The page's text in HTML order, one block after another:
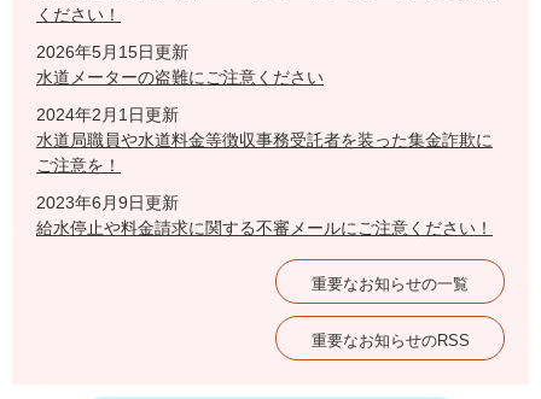
ください！
2026年5月15日更新
水道メーターの盗難にご注意ください
2024年2月1日更新
水道局職員や水道料金等徴収事務受託者を装った集金詐欺に
ご注意を！
2023年6月9日更新
給水停止や料金請求に関する不審メールにご注意ください！
重要なお知らせの一覧
重要なお知らせのRSS